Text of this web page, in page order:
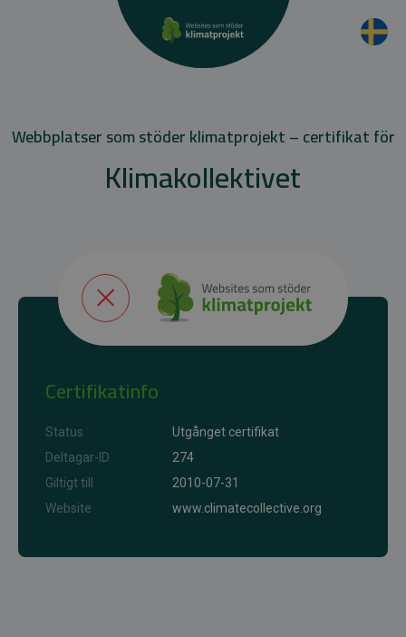
Webbplatser som stöder klimatprojekt – certifikat för
Klimakollektivet
Certifikatinfo
Status
Utgånget certifikat
Deltagar-ID
274
Giltigt till
2010-07-31
Website
www.climatecollective.org